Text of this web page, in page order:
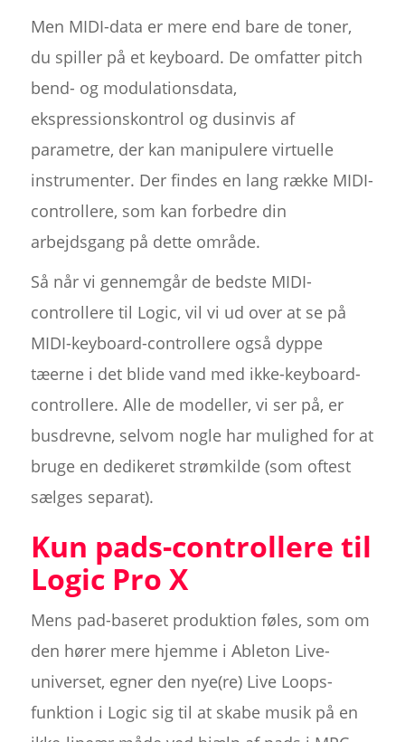
Men MIDI-data er mere end bare de toner,
du spiller på et keyboard. De omfatter pitch
bend- og modulationsdata,
ekspressionskontrol og dusinvis af
parametre, der kan manipulere virtuelle
instrumenter. Der findes en lang række MIDI-
controllere, som kan forbedre din
arbejdsgang på dette område.
Så når vi gennemgår de bedste MIDI-
controllere til Logic, vil vi ud over at se på
MIDI-keyboard-controllere også dyppe
tæerne i det blide vand med ikke-keyboard-
controllere. Alle de modeller, vi ser på, er
busdrevne, selvom nogle har mulighed for at
bruge en dedikeret strømkilde (som oftest
sælges separat).
Kun pads-controllere til
Logic Pro X
Mens pad-baseret produktion føles, som om
den hører mere hjemme i Ableton Live-
universet, egner den nye(re) Live Loops-
funktion i Logic sig til at skabe musik på en